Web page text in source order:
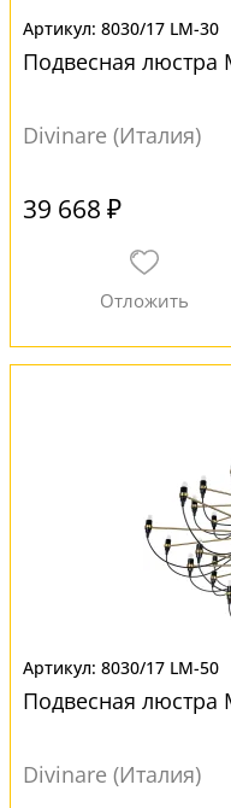
8030/17 LM-30
Подвесная люстра
Divinare (Италия)
39 668 ₽
8030/17 LM-50
Подвесная люстра
Divinare (Италия)